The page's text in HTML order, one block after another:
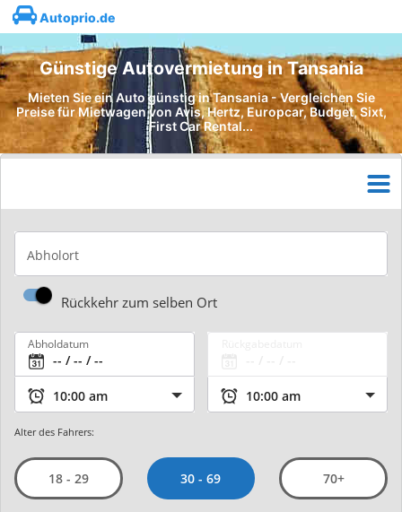
Autoprio.de
Günstige Autovermietung in Tansania
Mieten Sie ein Auto günstig in Tansania - Vergleichen Sie
Preise für Mietwagen von Avis, Hertz, Europcar, Budget, Sixt,
First Car Rental...
Abholort
Rückkehr zum selben Ort
Abholdatum
Alter des Fahrers:
18 - 29 30 - 69 70+